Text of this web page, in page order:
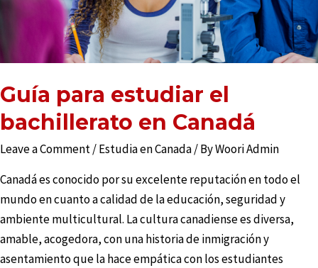
Guía para estudiar el
bachillerato en Canadá
Leave a Comment/Estudia en Canada/ ByWoori Admin
Canadá es conocido por su excelente reputación en todo el
mundo en cuanto a calidad de la educación, seguridad y
ambiente multicultural. La cultura canadiense es diversa,
amable, acogedora, con una historia de inmigración y
asentamiento que la hace empática con los estudiantes